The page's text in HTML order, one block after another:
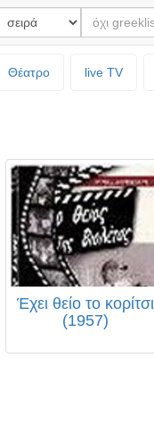
Θέατρο live TV
Έχει θείο το κορίτσι
(1957)